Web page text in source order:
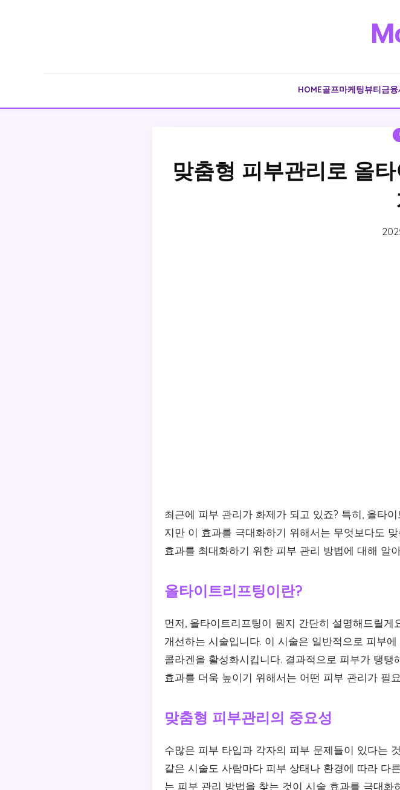
HOME골프마케팅뷰티금융
맞춤형 피부관리로 올
최근에 피부 관리가 화제가 되고 있죠? 특히, 올타
지만 이 효과를 극대화하기 위해서는 무엇보다도
효과를 최대화하기 위한 피부 관리 방법에 대해 알
올타이트리프팅이란?
먼저, 올타이트리프팅이 뭔지 간단히 설명해드릴
개선하는 시술입니다. 이 시술은 일반적으로 피부
콜라겐을 활성화시킵니다. 결과적으로 피부가 탱
효과를 더욱 높이기 위해서는 어떤 피부 관리가 필
맞춤형 피부관리의 중요성
수많은 피부 타입과 각자의 피부 문제들이 있다는
같은 시술도 사람마다 피부 상태나 환경에 따라 다
는 피부 관리 방법을 찾는 것이 시술 효과를 극대화